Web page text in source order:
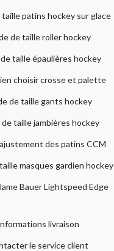
patins hockey sur glace
de taille roller hockey
taille épaulières hockey
choisir crosse et palette
de taille gants hockey
taille jambières hockey
des patins CCM
masques gardien hockey
Bauer Lightspeed Edge
livraison
le service client